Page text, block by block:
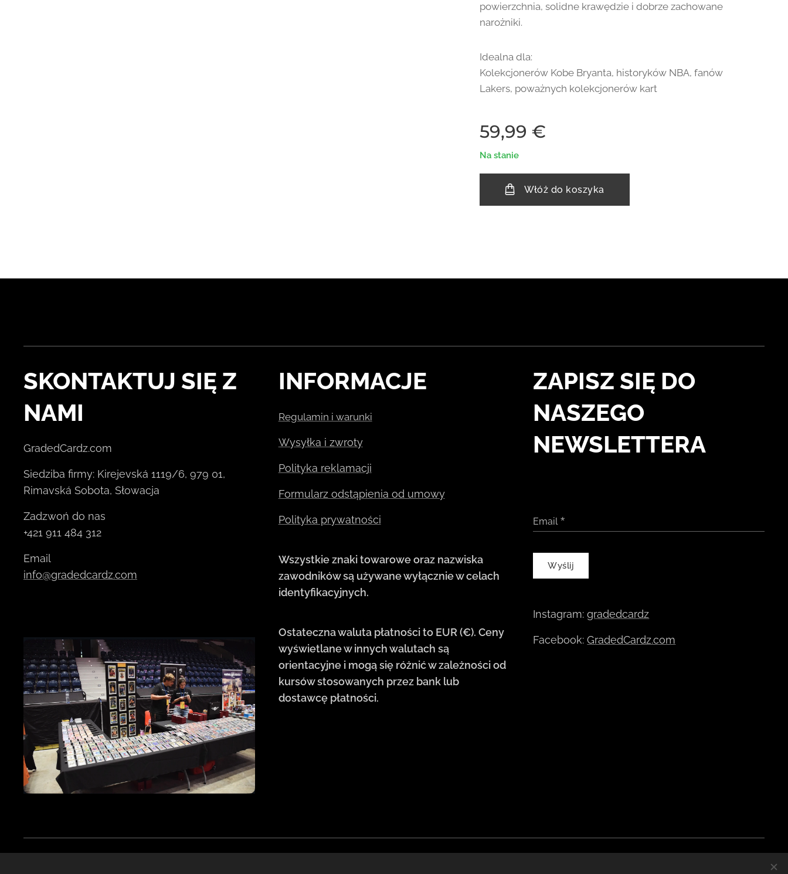
powierzchnia, solidne krawędzie i dobrze zachowane
narożniki.
Idealna dla:
Kolekcjonerów Kobe Bryanta, historyków NBA, fanów
Lakers, poważnych kolekcjonerów kart
59,99 €
Na stanie
Włóż do koszyka
SKONTAKTUJ SIĘ Z
NAMI
GradedCardz.com
Siedziba firmy: Kirejevská 1119/6, 979 01,
Rimavská Sobota, Słowacja
Zadzwoń do nas
+421 911 484 312
Email
info@gradedcardz.com
INFORMACJE
Regulamin i warunki
Wysyłka i zwroty
Polityka reklamacji
Formularz odstąpienia od umowy
Polityka prywatności
Wszystkie znaki towarowe oraz nazwiska
zawodników są używane wyłącznie w celach
identyfikacyjnych.
Ostateczna waluta płatności to EUR (€). Ceny
wyświetlane w innych walutach są
orientacyjne i mogą się różnić w zależności od
kursów stosowanych przez bank lub
dostawcę płatności.
ZAPISZ SIĘ DO
NASZEGO
NEWSLETTERA
Email
Wyślij
Instagram:gradedcardz
Facebook:GradedCardz.com